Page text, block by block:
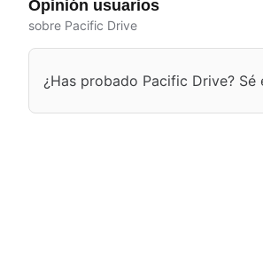
Opinión usuarios
sobre Pacific Drive
¿Has probado Pacific Drive?